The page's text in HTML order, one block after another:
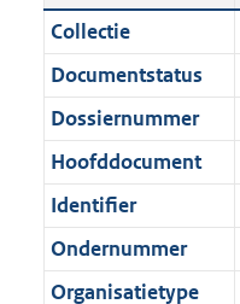
c
t
i
e
n
f
o
t
:
1
2
,
7
M
b
Collectie
Documentstatus
Dossiernummer
Hoofddocument
Identifier
Ondernummer
Organisatietype